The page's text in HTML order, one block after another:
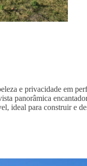
e privacidade em
panorâmica
ideal para construir e